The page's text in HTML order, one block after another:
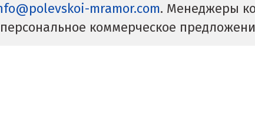
mramor.com. Менеджеры
коммерческое